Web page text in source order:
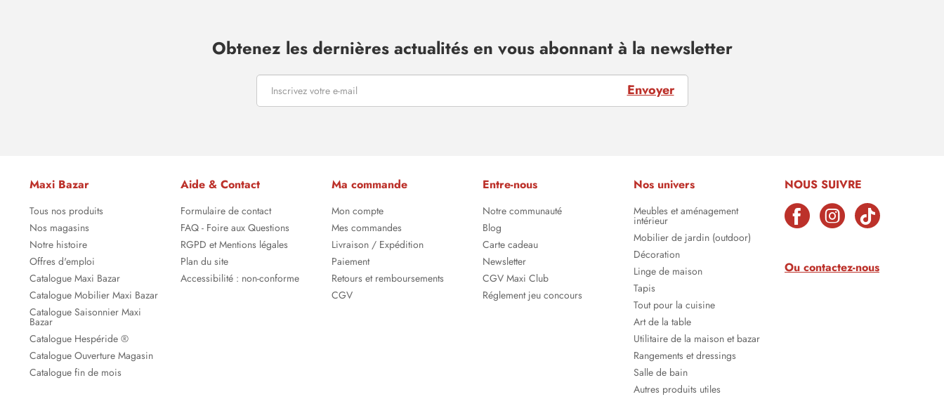
Obtenez les dernières actualités en vous abonnant à la newsletter
Envoyer
Maxi Bazar
Tous nos produits
Nos magasins
Notre histoire
Offres d'emploi
Catalogue Maxi Bazar
Catalogue Mobilier Maxi Bazar
Catalogue Saisonnier Maxi
Bazar
Catalogue Hespéride ®
Catalogue Ouverture Magasin
Catalogue fin de mois
Aide & Contact
Formulaire de contact
FAQ - Foire aux Questions
RGPD et Mentions légales
Plan du site
Accessibilité : non-conforme
Ma commande
Mon compte
Mes commandes
Livraison / Expédition
Paiement
Retours et remboursements
CGV
Entre-nous
Notre communauté
Blog
Carte cadeau
Newsletter
CGV Maxi Club
Réglement jeu concours
Nos univers
Meubles et aménagement
intérieur
Mobilier de jardin (outdoor)
Décoration
Linge de maison
Tapis
Tout pour la cuisine
Art de la table
Utilitaire de la maison et bazar
Rangements et dressings
Salle de bain
Autres produits utiles
NOUS SUIVRE
Ou contactez-nous